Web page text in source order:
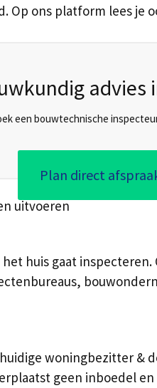
ons platform lees je
advies
een bouwtechnische
Plan direct
uitvoeren
huis gaat
woningbezitter &
geen inboedel